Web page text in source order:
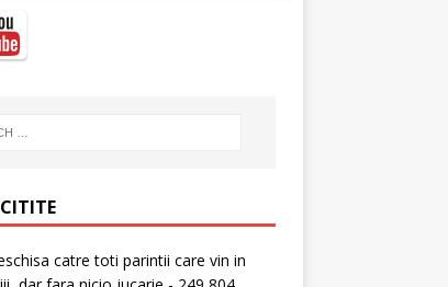
catre toti parintii care vin in